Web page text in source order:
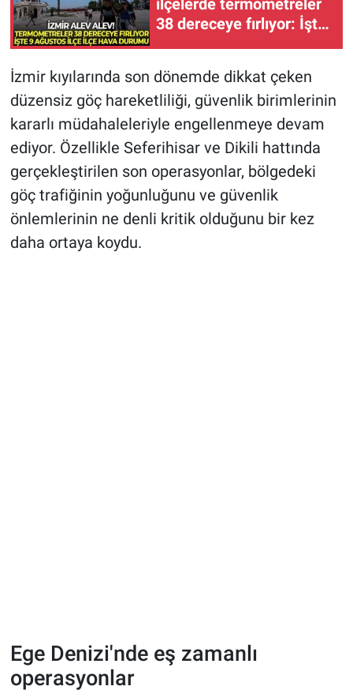
ilçelerde termometreler
38 dereceye fırlıyor: İşte
İzmir kıyılarında son dönemde dikkat çeken
düzensiz göç hareketliliği, güvenlik birimlerinin
kararlı müdahaleleriyle engellenmeye devam
ediyor. Özellikle Seferihisar ve Dikili hattında
gerçekleştirilen son operasyonlar, bölgedeki
göç trafiğinin yoğunluğunu ve güvenlik
önlemlerinin ne denli kritik olduğunu bir kez
daha ortaya koydu.
Ege Denizi'nde eş zamanlı
operasyonlar